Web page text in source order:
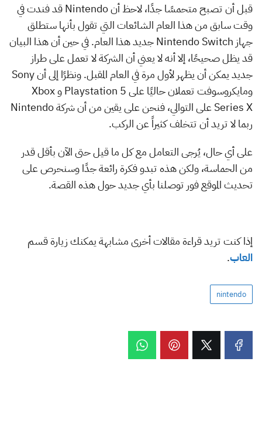
قبل أن تصبح متحمسًا جدًا، لاحظ أن Nintendo قد فندت في
وقت سابق من هذا العام الشائعات التي تقول بأنها ستطلق
جهاز Nintendo Switch جديد هذا العام. في حين أن هذا البيان
قد يظل صحيحًا، إلا أنه لا يعني أن الشركة لا تعمل على طراز
جديد يمكن أن يظهر لأول مرة في العام المقبل. ونظرًا إلى أن Sony
ومايكروسوفت تعملان حاليًا على Playstation 5 و Xbox
Series X على التوالي، فنحن على يقين من أن شركة Nintendo
ربما لا تريد أن تتخلف كثيراً عن الركب.
على أي حال، يُرجى التعامل مع كل ما قيل حتى الآن بأقل قدر
من الحماسة، ولكن هذه تبدو فكرة رائعة جدًا وسنحرص على
تحديث الموقع فور توصلنا بأي جديد حول هذه القصة.
إذا كنت تريد قراءة مقالات أخرى مشابهة يمكنك زيارة قسم
العاب.
nintendo